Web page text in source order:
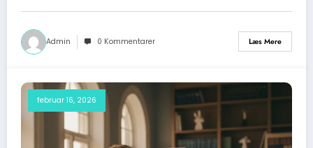
Admin 0 Kommentarer Læs Mere
februar 16, 2026